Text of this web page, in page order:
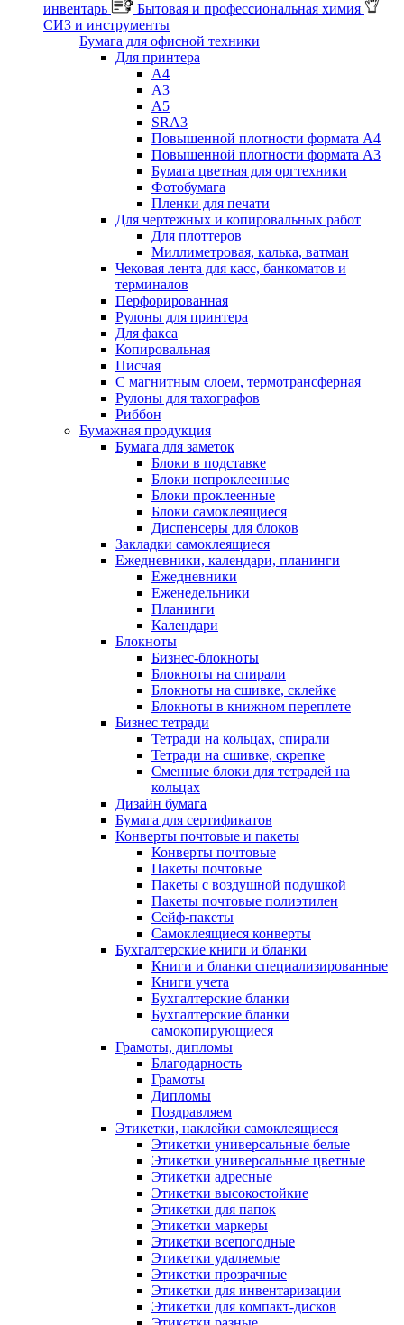
инвентарь
Бытовая и профессиональная химия
СИЗ и инструменты
Бумага для офисной техники
Для принтера
А4
А3
А5
SRA3
Повышенной плотности формата А4
Повышенной плотности формата А3
Бумага цветная для оргтехники
Фотобумага
Пленки для печати
Для чертежных и копировальных работ
Для плоттеров
Миллиметровая, калька, ватман
Чековая лента для касс, банкоматов и
терминалов
Перфорированная
Рулоны для принтера
Для факса
Копировальная
Писчая
С магнитным слоем, термотрансферная
Рулоны для тахографов
Риббон
Бумажная продукция
Бумага для заметок
Блоки в подставке
Блоки непроклеенные
Блоки проклеенные
Блоки самоклеящиеся
Диспенсеры для блоков
Закладки самоклеящиеся
Ежедневники, календари, планинги
Ежедневники
Еженедельники
Планинги
Календари
Блокноты
Бизнес-блокноты
Блокноты на спирали
Блокноты на сшивке, склейке
Блокноты в книжном переплете
Бизнес тетради
Тетради на кольцах, спирали
Тетради на сшивке, скрепке
Сменные блоки для тетрадей на
кольцах
Дизайн бумага
Бумага для сертификатов
Конверты почтовые и пакеты
Конверты почтовые
Пакеты почтовые
Пакеты с воздушной подушкой
Пакеты почтовые полиэтилен
Сейф-пакеты
Самоклеящиеся конверты
Бухгалтерские книги и бланки
Книги и бланки специализированные
Книги учета
Бухгалтерские бланки
Бухгалтерские бланки
самокопирующиеся
Грамоты, дипломы
Благодарность
Грамоты
Дипломы
Поздравляем
Этикетки, наклейки самоклеящиеся
Этикетки универсальные белые
Этикетки универсальные цветные
Этикетки адресные
Этикетки высокостойкие
Этикетки для папок
Этикетки маркеры
Этикетки всепогодные
Этикетки удаляемые
Этикетки прозрачные
Этикетки для инвентаризации
Этикетки для компакт-дисков